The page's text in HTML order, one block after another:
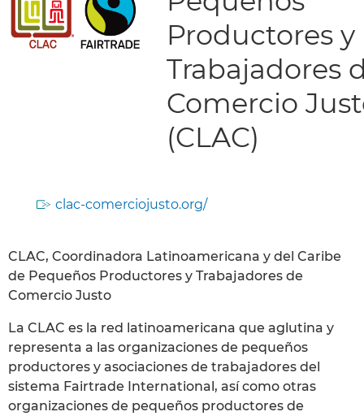
Productores y
Trabajadores
Comercio
(CLAC)
clac-comerciojusto.org/
CLAC, Coordinadora Latinoamericana y del Caribe
de Pequeños Productores y Trabajadores de
Comercio Justo
La CLAC es la red latinoamericana que aglutina y
representa a las organizaciones de pequeños
productores y asociaciones de trabajadores del
sistema Fairtrade International, así como otras
organizaciones de pequeños productores de